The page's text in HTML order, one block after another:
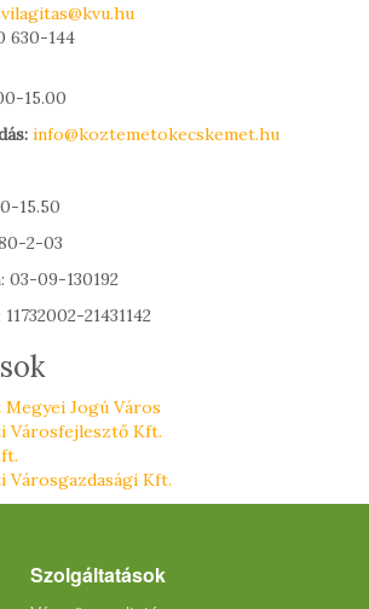
630-144
15.00
info@koztemetokecskemet.hu
15.50
2-03
03-09-130192
21431142
Megyei Jogú Város
Városfejlesztő Kft.
Városgazdasági Kft.
Szolgáltatások